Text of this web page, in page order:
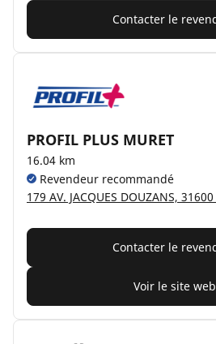
Contacter le
PROFIL PLUS MURET
16.04 km
Revendeur recommandé
179 AV. JACQUES DOUZANS,
Contacter le
Voir le site web